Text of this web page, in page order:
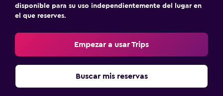
disponible para su uso independientemente del lugar en
el que reserves.
Empezar a usar Trips
Buscar mis reservas